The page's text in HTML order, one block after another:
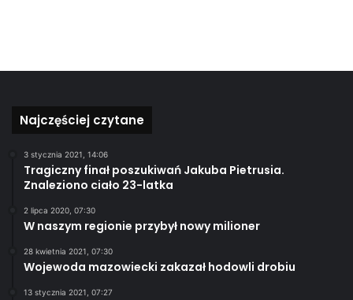
Najczęściej czytane
3 stycznia 2021, 14:06
Tragiczny finał poszukiwań Jakuba Pietrusia.
Znaleziono ciało 23-latka
2 lipca 2020, 07:30
W naszym regionie przybył nowy milioner
28 kwietnia 2021, 07:30
Wojewoda mazowiecki zakazał hodowli drobiu
13 stycznia 2021, 07:27